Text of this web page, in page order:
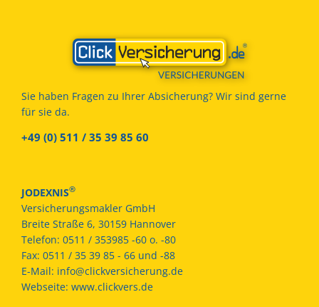
Sie haben Fragen zu Ihrer Absicherung? Wir sind gerne
für sie da.
+49 (0) 511 / 35 39 85 60
JODEXNIS®
Versicherungsmakler GmbH
Breite Straße 6, 30159 Hannover
Telefon: 0511 / 353985 -60 o. -80
Fax: 0511 / 35 39 85 - 66 und -88
E-Mail: info@clickversicherung.de
Webseite: www.clickvers.de